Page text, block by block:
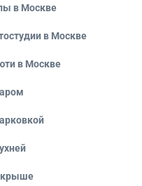
в Москве
в Москве
в Москве